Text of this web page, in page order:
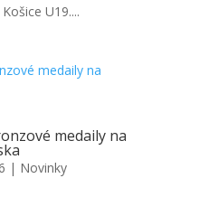
U19....
medaily na
| Novinky